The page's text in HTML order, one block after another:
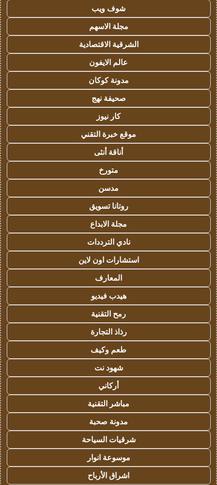
شوف ويب
مجلة الاسهم
الشرقية الاقتصادية
عالم الايفون
مدونة كوكان
صحيفة نهج
كار نيوز
موقع خبرة التقني
أناقة أنثى
متورخ
مدسن
روتانا تسويق
مجلة الابداع
نادي الترددات
استشارات اون لاين
المعارف
هيدب فيديو
رمح التقنية
رذاذ التجارة
طعم وكيف
شهود نت
أركاني
مباشر التقنية
مدونة صحبة
شرقيات السياحة
موسوعة انوار
اشراق الأرباح